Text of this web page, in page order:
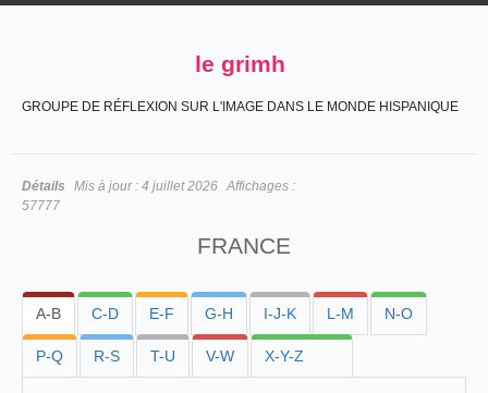
le grimh
GROUPE DE RÉFLEXION SUR L'IMAGE DANS LE MONDE HISPANIQUE
Détails Mis à jour : 4 juillet 2026 Affichages :
57777
FRANCE
A-B C-D E-F G-H I-J-K L-M N-O
P-Q R-S T-U V-W X-Y-Z